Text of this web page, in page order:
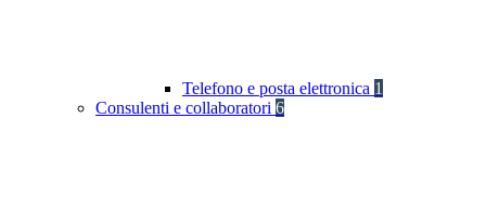
Telefono e posta elettronica 1
Consulenti e collaboratori 6